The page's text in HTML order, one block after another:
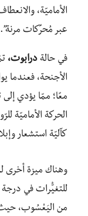
الأماميّة،
عبر مُحرِّكات مرنة”.
في حالة درابوت،
الأجنحة، فعندما
معًا؛ ممّا يؤدي
الحركة الأماميّة
كآليّة استشعار
وهناك ميزة أخرى لـ
للتغيُّرات في درجة
من اليَعْسُوب، حيث